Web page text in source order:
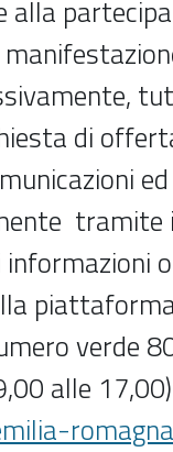
di
tramite
verde
alle